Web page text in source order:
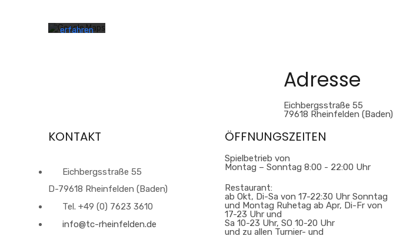
erfahren
Adresse
Eichbergsstraße 55
79618 Rheinfelden (Baden)
KONTAKT
Eichbergsstraße 55
D-79618 Rheinfelden (Baden)
Tel. +49 (0) 7623 3610
info@tc-rheinfelden.de
ÖFFNUNGSZEITEN
Spielbetrieb von
Montag – Sonntag 8:00 - 22:00 Uhr
Restaurant:
ab Okt, Di-Sa von 17-22:30 Uhr Sonntag
und Montag Ruhetag ab Apr, Di-Fr von
17-23 Uhr und
Sa 10-23 Uhr, SO 10-20 Uhr
und zu allen Turnier- und